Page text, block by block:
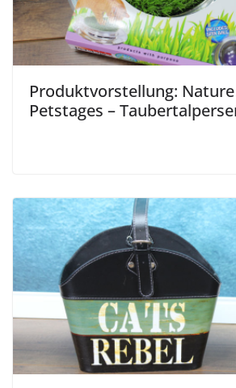
Produktvorstellung:
Petstages –